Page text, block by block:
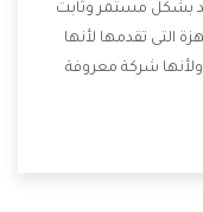
بشكل مستمر وثابت
التى تقدمها لأنها
شركة معروفة
على المستهلك